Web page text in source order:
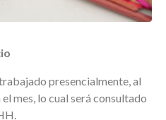
presencialmente, al
mes, lo cual será consultado